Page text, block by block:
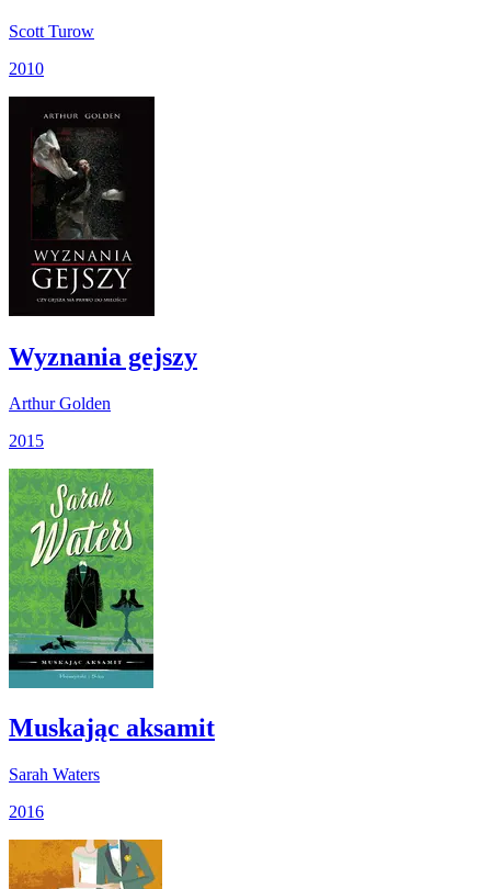
Scott Turow
2010
Wyznania gejszy
Arthur Golden
2015
Muskając aksamit
Sarah Waters
2016